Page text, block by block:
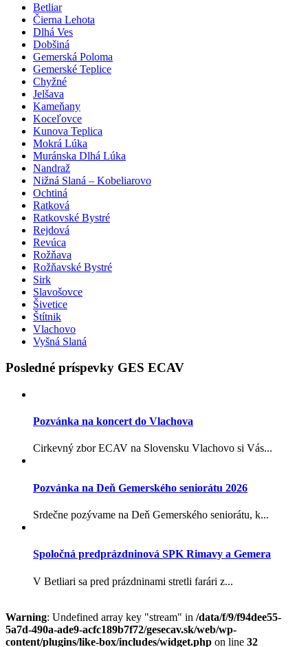
Betliar
Čierna Lehota
Dlhá Ves
Dobšiná
Gemerská Poloma
Gemerské Teplice
Chyžné
Jelšava
Kameňany
Koceľovce
Kunova Teplica
Mokrá Lúka
Muránska Dlhá Lúka
Nandraž
Nižná Slaná – Kobeliarovo
Ochtiná
Ratková
Ratkovské Bystré
Rejdová
Revúca
Rožňava
Rožňavské Bystré
Sirk
Slavošovce
Šivetice
Štítnik
Vlachovo
Vyšná Slaná
Posledné príspevky GES ECAV
Pozvánka na koncert do Vlachova
Cirkevný zbor ECAV na Slovensku Vlachovo si Vás...
Pozvánka na Deň Gemerského seniorátu 2026
Srdečne pozývame na Deň Gemerského seniorátu, k...
Spoločná predprázdninová SPK Rimavy a Gemera
V Betliari sa pred prázdninami stretli farári z...
Warning: Undefined array key "stream" in /data/f/9/f94dee55-
5a7d-490a-ade9-acfc189b7f72/gesecav.sk/web/wp-
content/plugins/like-box/includes/widget.php on line 32